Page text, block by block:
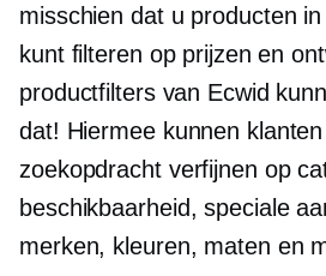
misschien dat u producten
kunt filteren op prijzen en
productfilters van Ecwid
dat! Hiermee kunnen
zoekopdracht verfijnen op
beschikbaarheid, speciale
merken, kleuren, maten en